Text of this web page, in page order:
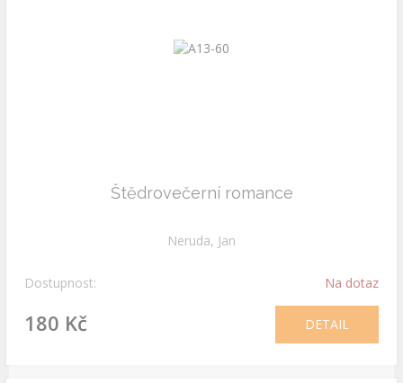
Štědrovečerní romance
Neruda, Jan
Dostupnost: Na dotaz
180 Kč DETAIL